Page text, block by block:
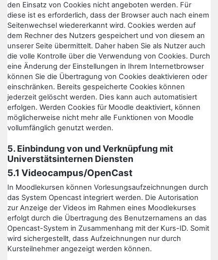
den Einsatz von Cookies nicht angeboten werden. Für
diese ist es erforderlich, dass der Browser auch nach einem
Seitenwechsel wiedererkannt wird. Cookies werden auf
dem Rechner des Nutzers gespeichert und von diesem an
unserer Seite übermittelt. Daher haben Sie als Nutzer auch
die volle Kontrolle über die Verwendung von Cookies. Durch
eine Änderung der Einstellungen in Ihrem Internetbrowser
können Sie die Übertragung von Cookies deaktivieren oder
einschränken. Bereits gespeicherte Cookies können
jederzeit gelöscht werden. Dies kann auch automatisiert
erfolgen. Werden Cookies für Moodle deaktiviert, können
möglicherweise nicht mehr alle Funktionen von Moodle
vollumfänglich genutzt werden.
5. Einbindung von und Verknüpfung mit
Universtätsinternen Diensten
5.1 Videocampus/OpenCast
In Moodlekursen können Vorlesungsaufzeichnungen durch
das System Opencast integriert werden. Die Autorisation
zur Anzeige der Videos im Rahmen eines Moodlekurses
erfolgt durch die Übertragung des Benutzernamens an das
Opencast-System in Zusammenhang mit der Kurs-ID. Somit
wird sichergestellt, dass Aufzeichnungen nur durch
Kursteilnehmer angezeigt werden können.